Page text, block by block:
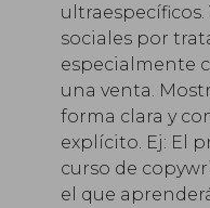
sociales por
especialmente
una venta.
forma clara y
explícito. Ej: El
curso de
el que